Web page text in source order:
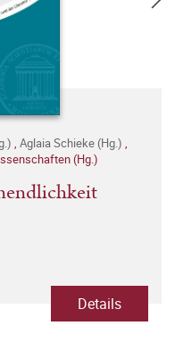
, Aglaia Schieke (Hg.) ,
(Hg.)
Details